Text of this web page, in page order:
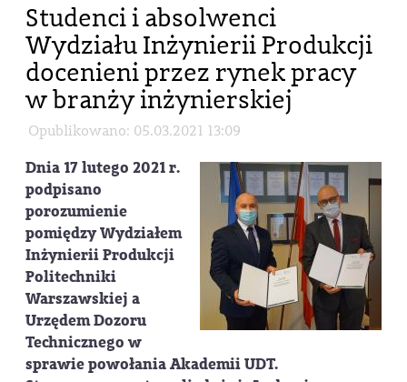
Studenci i absolwenci
Wydziału Inżynierii Produkcji
docenieni przez rynek pracy
w branży inżynierskiej
Opublikowano: 05.03.2021 13:09
Dnia 17 lutego 2021 r.
podpisano
porozumienie
pomiędzy Wydziałem
Inżynierii Produkcji
Politechniki
Warszawskiej a
Urzędem Dozoru
Technicznego w
sprawie powołania Akademii UDT.